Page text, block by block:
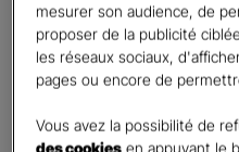
Etes-vous déjà client Gan
Oui
Non
Civilité *
Madame
mesurer son audience, de
proposer de la publicité
les réseaux sociaux,
pages ou encore de
Vous avez la possibilité de
des cookies en appuyant le